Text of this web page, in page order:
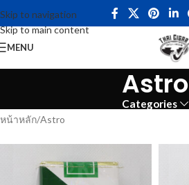
Skip to navigation
Skip to main content
MENU
Astro
Categories
หน้าหลัก Astro